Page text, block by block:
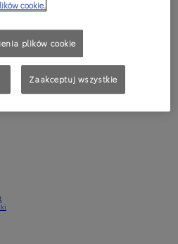
cookie.
plików cookie
Zaakceptuj wszystkie